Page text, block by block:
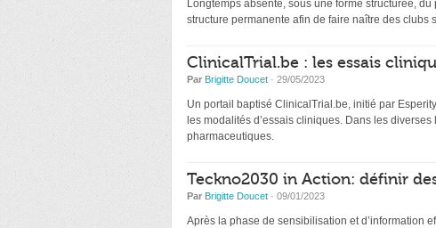
Longtemps absente, sous une forme structurée,
structure permanente afin de faire naître des clubs
ClinicalTrial.be : les essais
Par Brigitte Doucet · 29/05/2023
Un portail baptisé ClinicalTrial.be, initié par
les modalités d’essais cliniques. Dans les
pharmaceutiques.
Teckno2030 in Action: définir
Par Brigitte Doucet · 09/01/2023
Après la phase de sensibilisation et d’information